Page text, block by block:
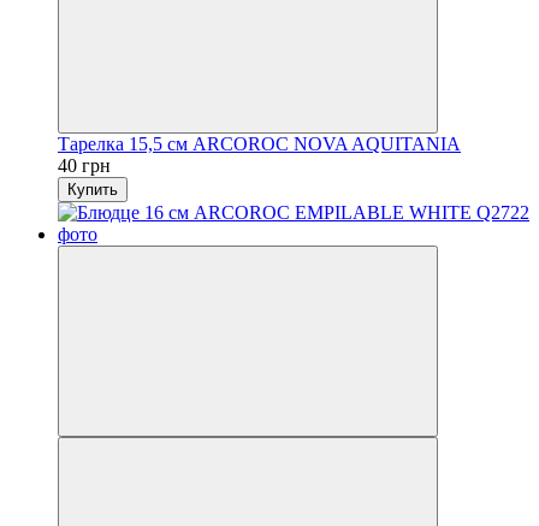
Тарелка 15,5 см ARCOROC NOVA AQUITANIA
40 грн
Купить